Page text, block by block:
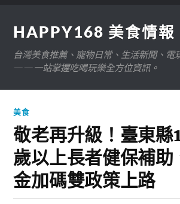
HAPPY168 美食情報
台灣美食推薦、寵物日常、生活新聞、電
——一站掌握吃喝玩樂全方位資訊。
美食
敬老再升級！臺東縣
歲以上長者健保補助
金加碼雙政策上路